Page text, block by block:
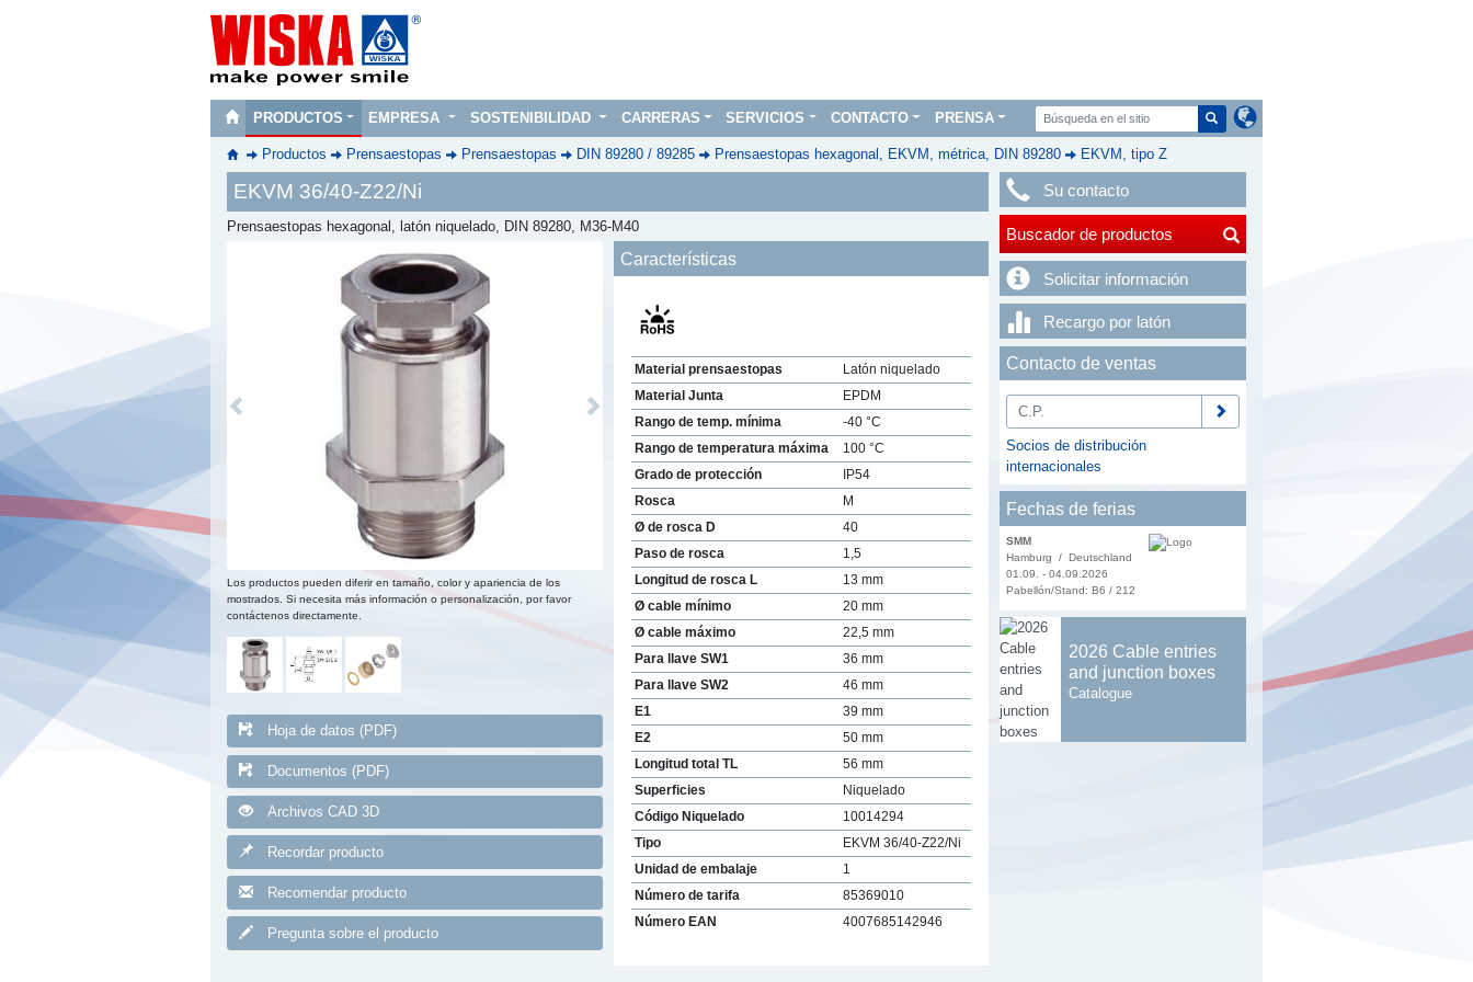
PRODUCTOS EMPRESA SOSTENIBILIDAD CARRERAS SERVICIOS CONTACTO PRENSA
Productos Prensaestopas Prensaestopas DIN 89280 / 89285 Prensaestopas hexagonal, EKVM, métrica, DIN 89280 EKVM, tipo Z
EKVM 36/40-Z22/Ni
Prensaestopas hexagonal, latón niquelado, DIN 89280, M36-M40
Previous Next
Los productos pueden diferir en tamaño, color y apariencia de los
mostrados. Si necesita más información o personalización, por favor
contáctenos directamente.
Hoja de datos (PDF)
Documentos (PDF)
Archivos CAD 3D
Recordar producto
Recomendar producto
Pregunta sobre el producto
Características
Material prensaestopas
Latón niquelado
Material Junta
EPDM
Rango de temp. mínima
-40 °C
Rango de temperatura máxima
100 °C
Grado de protección
IP54
Rosca
M
Ø de rosca D
40
Paso de rosca
1,5
Longitud de rosca L
13 mm
Ø cable mínimo
20 mm
Ø cable máximo
22,5 mm
Para llave SW1
36 mm
Para llave SW2
46 mm
E1
39 mm
E2
50 mm
Longitud total TL
56 mm
Superficies
Niquelado
Código Niquelado
10014294
Tipo
EKVM 36/40-Z22/Ni
Unidad de embalaje
1
Número de tarifa
85369010
Número EAN
4007685142946
Su contacto
Buscador de productos
Solicitar información
Recargo por latón
Contacto de ventas
Socios de distribución
internacionales
Fechas de ferias
SMM
Hamburg / Deutschland
01.09. - 04.09.2026
Pabellón/Stand: B6 / 212
2026 Cable entries
and junction boxes
Catalogue